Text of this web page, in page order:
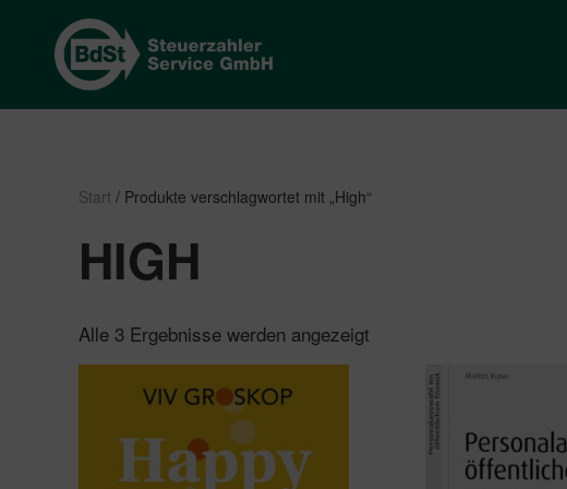
Start / Produkte verschlagwortet mit „High“
HIGH
Alle 3 Ergebnisse werden angezeigt